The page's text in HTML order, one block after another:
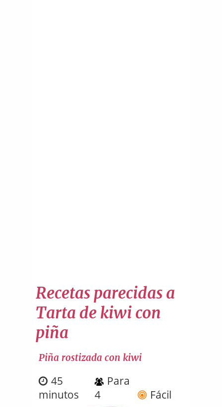
Recetas parecidas a
Tarta de kiwi con
piña
Piña rostizada con kiwi
45
minutos
Para
4
Fácil